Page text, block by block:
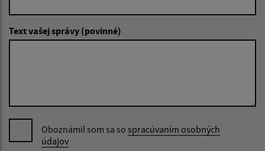
Text vašej správy (povinné)
Oboznámil som sa so spracúvaním osobných
údajov